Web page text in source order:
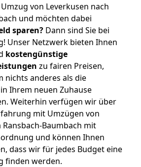
von Leverkusen nach
und möchten dabei
sparen? Dann sind Sie bei
Unser Netzwerk bieten Ihnen
kostengünstige
zu fairen Preisen,
nichts anderes als die
Ihrem neuen Zuhause
Weiterhin verfügen wir über
mit Umzügen von
Ransbach-Baumbach mit
und können Ihnen
dass wir für jedes Budget eine
finden werden.